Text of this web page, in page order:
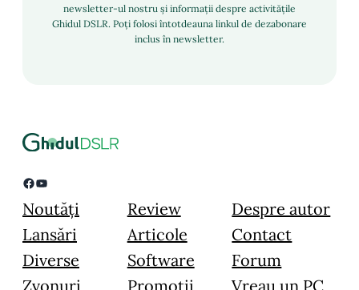
newsletter-ul nostru și informații despre activitățile
Ghidul DSLR. Poți folosi întotdeauna linkul de dezabonare
inclus în newsletter.
Facebook YouTube
Noutăți
Lansări
Diverse
Zvonuri
Review
Articole
Software
Promoții
Despre autor
Contact
Forum
Vreau un PC